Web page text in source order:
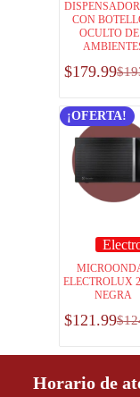
CON
OCULTO
$
$179.99
¡OFERTA!
ELECTROLUX
NEGRA
$
$121.99
Horario de